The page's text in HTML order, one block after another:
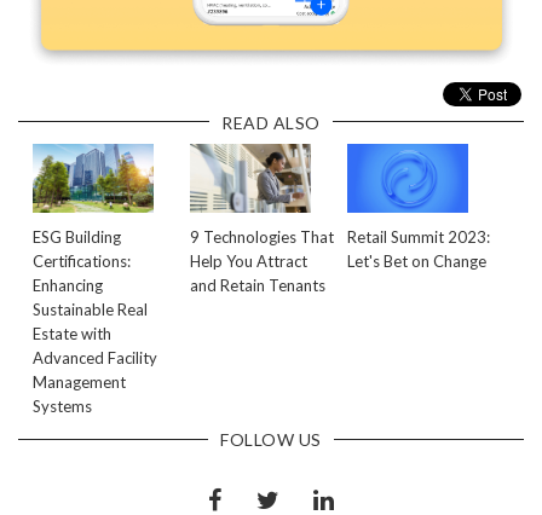
READ ALSO
ESG Building
Certifications:
Enhancing
Sustainable Real
Estate with
Advanced Facility
Management
Systems
9 Technologies That
Help You Attract
and Retain Tenants
Retail Summit 2023:
Let's Bet on Change
FOLLOW US